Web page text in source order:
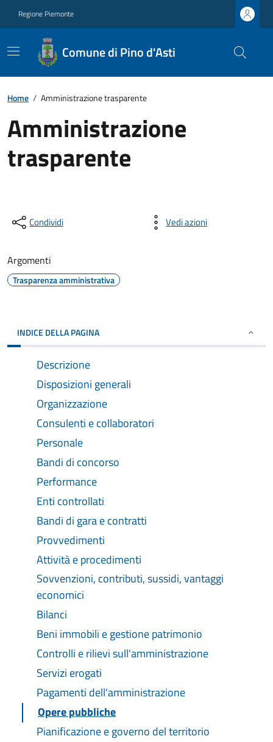
Regione Piemonte
Comune di Pino d'Asti
Home / Amministrazione trasparente
Amministrazione
trasparente
Condividi Vedi azioni
Argomenti
Trasparenza amministrativa
INDICE DELLA PAGINA
Descrizione
Disposizioni generali
Organizzazione
Consulenti e collaboratori
Personale
Bandi di concorso
Performance
Enti controllati
Bandi di gara e contratti
Provvedimenti
Attività e procedimenti
Sovvenzioni, contributi, sussidi, vantaggi
economici
Bilanci
Beni immobili e gestione patrimonio
Controlli e rilievi sull'amministrazione
Servizi erogati
Pagamenti dell'amministrazione
Opere pubbliche
Pianificazione e governo del territorio